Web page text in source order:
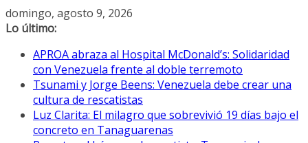
Saltar
al
domingo, agosto 9, 2026
Lo último:
APROA abraza al Hospital McDonald’s: Solidaridad
con Venezuela frente al doble terremoto
Tsunami y Jorge Beens: Venezuela debe crear una
cultura de rescatistas
Luz Clarita: El milagro que sobrevivió 19 días bajo el
concreto en Tanaguarenas